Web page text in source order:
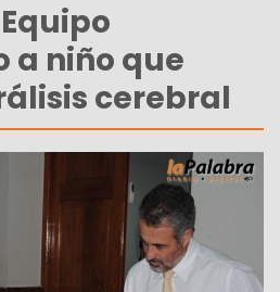
a niño que
cerebral